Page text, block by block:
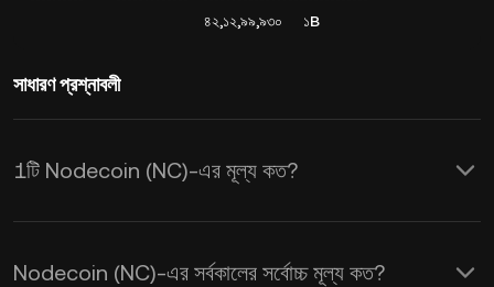
৪২,১২,৯৯,৯৩০ ১B
সাধারণ প্রশ্নাবলী
1টি Nodecoin (NC)-এর মূল্য কত?
KuCoin, Nodecoin (NC)-এর জন্য রিয়েল-টাইম
USD মূল্য আপডেট প্রদান করে। Nodecoin-এর
Nodecoin (NC)-এর সর্বকালের সর্বোচ্চ মূল্য কত?